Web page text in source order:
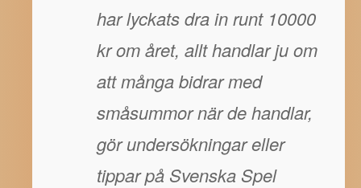
har lyckats dra in runt 10000
kr om året, allt handlar ju om
att många bidrar med
småsummor när de handlar,
gör undersökningar eller
tippar på Svenska Spel